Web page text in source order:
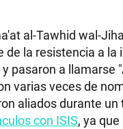
al-Tawhid wal-
la resistencia a la
pasaron a llamarse
varias veces de
aliados durante
con ISIS, ya
Seguinos